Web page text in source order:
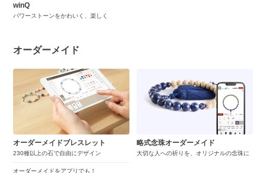
winQ
パワーストーンをかわいく、楽しく
オーダーメイド
オーダーメイドブレスレット
230種以上の石で自由にデザイン
オーダーメイドをアプリでも！
略式念珠オーダーメイド
大切な人への祈りを、オリジナルの念珠に